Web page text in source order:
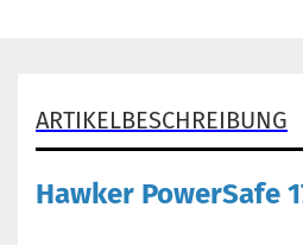
ARTIKELBESCHREIBUNG
Hawker PowerSafe